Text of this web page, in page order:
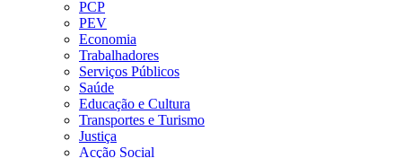
PCP
PEV
Economia
Trabalhadores
Serviços Públicos
Saúde
Educação e Cultura
Transportes e Turismo
Justiça
Acção Social